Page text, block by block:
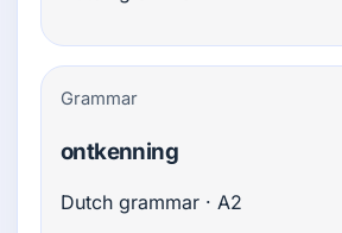
Grammar
ontkenning
Dutch grammar · A2